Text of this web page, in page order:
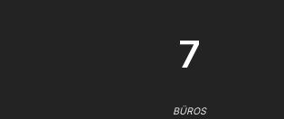
7
BÜROS